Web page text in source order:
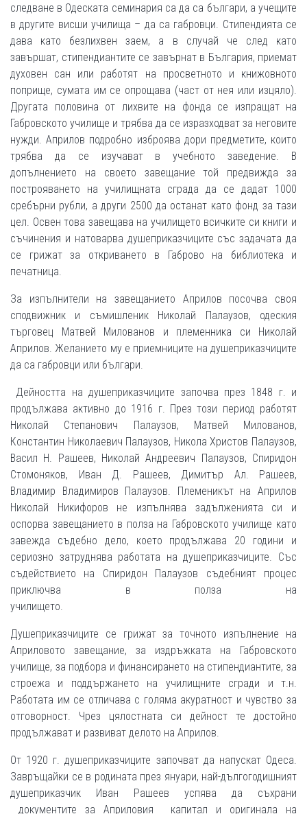
следване в Одеската семинария са да са българи, а учещите
в другите висши училища – да са габровци. Стипендията се
дава като безлихвен заем, а в случай че след като
завършат, стипендиантите се завърнат в България, приемат
духовен сан или работят на просветното и книжовното
поприще, сумата им се опрощава (част от нея или изцяло).
Другата половина от лихвите на фонда се изпращат на
Габровското училище и трябва да се изразходват за неговите
нужди. Априлов подробно изброява дори предметите, които
трябва да се изучават в учебното заведение. В
допълнението на своето завещание той предвижда за
построяването на училищната сграда да се дадат 1000
сребърни рубли, а други 2500 да останат като фонд за тази
цел. Освен това завещава на училището всичките си книги и
съчинения и натоварва душеприказчиците със задачата да
се грижат за откриването в Габрово на библиотека и
печатница.
За изпълнители на завещанието Априлов посочва своя
сподвижник и съмишленик Николай Палаузов, одеския
търговец Матвей Милованов и племенника си Николай
Априлов. Желанието му е приемниците на душеприказчиците
да са габровци или българи.
Дейността на душеприказчиците започва през 1848 г. и
продължава активно до 1916 г. През този период работят
Николай Степанович Палаузов, Матвей Милованов,
Константин Николаевич Палаузов, Никола Христов Палаузов,
Васил Н. Рашеев, Николай Андреевич Палаузов, Спиридон
Стомоняков, Иван Д. Рашеев, Димитър Ал. Рашеев,
Владимир Владимиров Палаузов. Племеникът на Априлов
Николай Никифоров не изпълнява задълженията си и
оспорва завещанието в полза на Габровското училище като
завежда съдебно дело, което продължава 20 години и
сериозно затруднява работата на душеприказчиците. Със
съдействието на Спиридон Палаузов съдебният процес
приключва в полза на
училището.
Душеприказчиците се грижат за точното изпълнение на
Априловото завещание, за издръжката на Габровското
училище, за подбора и финансирането на стипендиантите, за
строежа и поддържането на училищните сгради и т.н.
Работата им се отличава с голяма акуратност и чувство за
отговорност. Чрез цялостната си дейност те достойно
продължават и развиват делото на Априлов.
От 1920 г. душеприказчиците започват да напускат Одеса.
Завръщайки се в родината през януари, най-дългогодишният
душеприказчик Иван Рашеев успява да съхрани
документите за Априловия капитал и оригинала на